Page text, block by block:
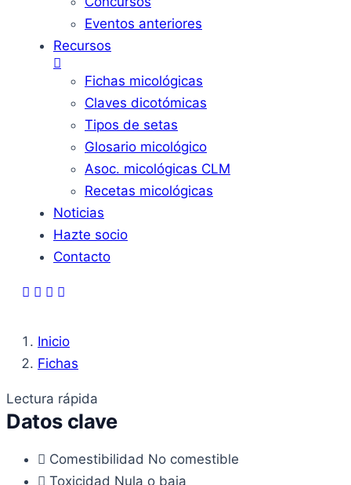
Eventos anteriores
Recursos
Fichas micológicas
Claves dicotómicas
Tipos de setas
Glosario micológico
Asoc. micológicas CLM
Recetas micológicas
Noticias
Hazte socio
Contacto
Inicio
Fichas
Lectura rápida
Datos clave
Comestibilidad No comestible
Toxicidad Nula o baja